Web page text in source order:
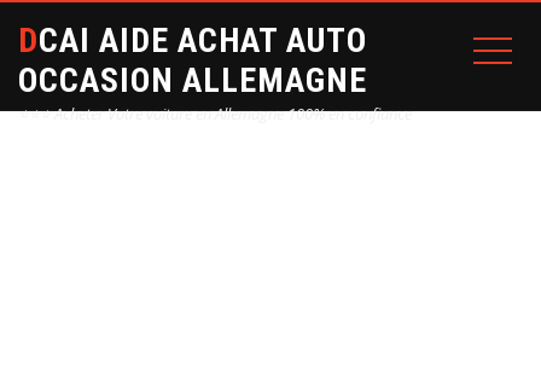
DCAI AIDE ACHAT AUTO
OCCASION ALLEMAGNE
⭐⭐⭐ Acheter Votre voiture en Allemagne 100% en confiance